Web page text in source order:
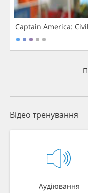
Captain America:
Відео тренування
Аудіювання